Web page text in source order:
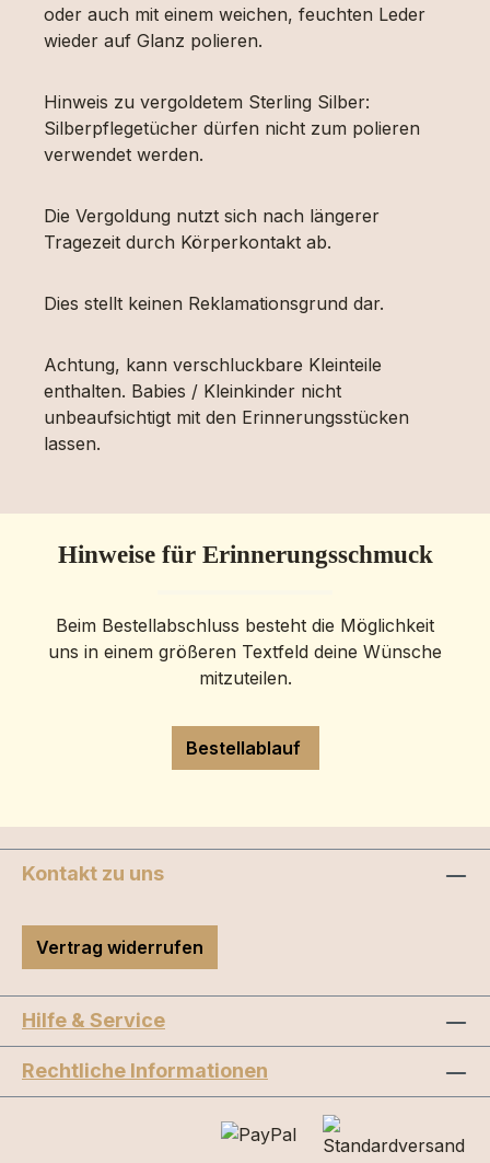
oder auch mit einem weichen, feuchten Leder
wieder auf Glanz polieren.
Hinweis zu vergoldetem Sterling Silber:
Silberpflegetücher dürfen nicht zum polieren
verwendet werden.
Die Vergoldung nutzt sich nach längerer
Tragezeit durch Körperkontakt ab.
Dies stellt keinen Reklamationsgrund dar.
Achtung, kann verschluckbare Kleinteile
enthalten. Babies / Kleinkinder nicht
unbeaufsichtigt mit den Erinnerungsstücken
lassen.
Hinweise für Erinnerungsschmuck
Beim Bestellabschluss besteht die Möglichkeit
uns in einem größeren Textfeld deine Wünsche
mitzuteilen.
Bestellablauf
Kontakt zu uns
Vertrag widerrufen
Hilfe & Service
Rechtliche Informationen